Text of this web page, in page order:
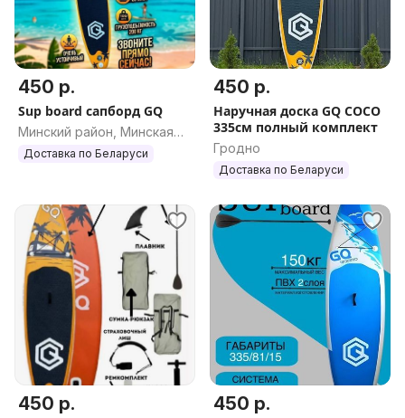
450 р.
Sup board сапборд GQ
Минский район, Минская
обл.
Доставка по Беларуси
450 р.
Наручная доска GQ COCO
335см полный комплект
Гродно
Доставка по Беларуси
450 р. 450 р.